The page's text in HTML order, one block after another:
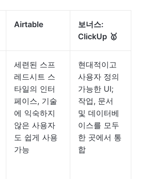
Airtable
보너스:
ClickUp 🥇
세련된 스프
레드시트 스
타일의 인터
페이스, 기술
에 익숙하지
않은 사용자
도 쉽게 사용
가능
현대적이고
사용자 정의
가능한 UI;
작업, 문서
및 데이터베
이스를 모두
한 곳에서 통
합